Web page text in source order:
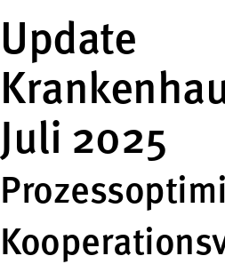
Update
Juli 2025